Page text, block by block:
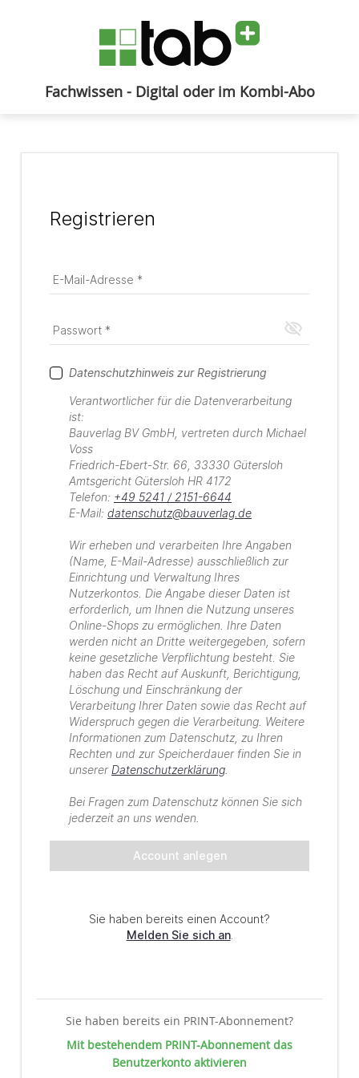
Fachwissen - Digital oder im Kombi-Abo
Sie haben bereits ein PRINT-Abonnement?
Mit bestehendem PRINT-Abonnement das
Benutzerkonto aktivieren